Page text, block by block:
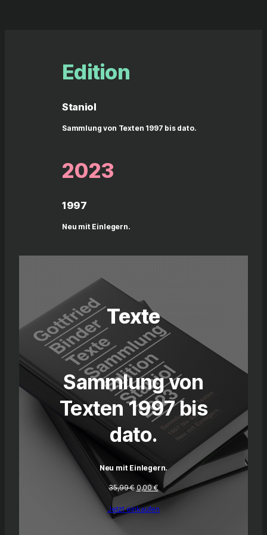
Edition
Staniol
Sammlung von Texten 1997 bis dato.
2023
1997
Neu mit Einlegern.
Texte
Sammlung von
Texten 1997 bis
dato.
Neu mit Einlegern.
35,99€Ursprünglicher
war:
35,99 €
0,00€Aktueller
Preis
ist:
0,00 €.
Jetzt einkaufen